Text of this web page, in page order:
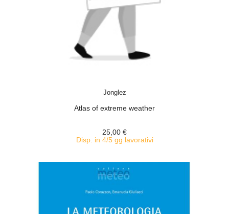
Jonglez
Atlas of extreme weather
25,00 €
Disp. in 4/5 gg lavorativi